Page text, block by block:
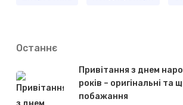
Останнє
Привітання з днем
років – оригінальні та
побажання